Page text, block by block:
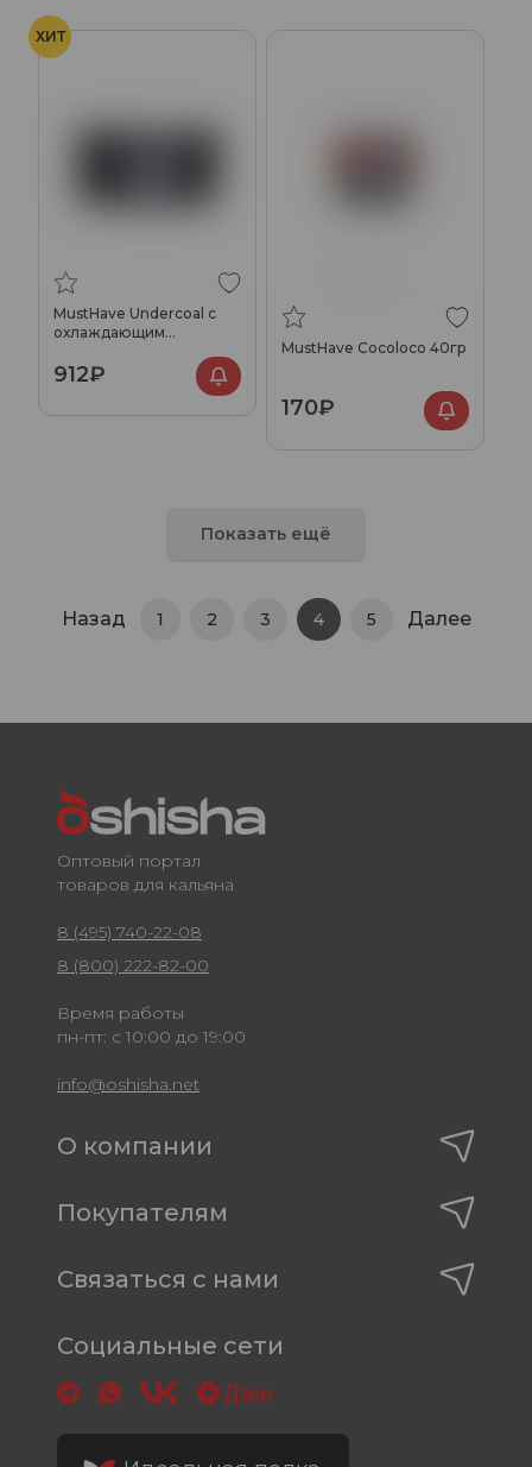
ХИТ
MustHave Undercoal с
охлаждающим
912₽
MustHave Cocoloco 40гр
170₽
Показать ещё
Назад 1 2 3 4 5 Далее
Оптовый портал
товаров для кальяна
8 (495) 740-22-08
8 (800) 222-82-00
Время работы
пн-пт: с 10:00 до 19:00
info@oshisha.net
О компании
Покупателям
Связаться с нами
Социальные сети